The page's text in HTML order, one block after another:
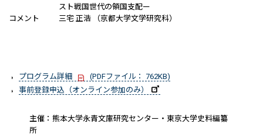
スト戦国世代の領国支配ー
コメント
三宅 正浩 （京都大学文学研究科）
プログラム詳細
(PDFファイル： 762KB)
事前登録申込（オンライン参加のみ）
主催：熊本大学永青文庫研究センター・東京大学史料編纂
所